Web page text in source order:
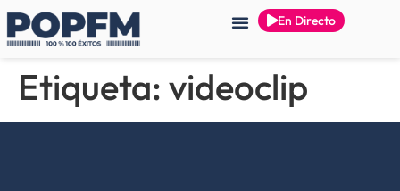
En Directo
Etiqueta: videoclip